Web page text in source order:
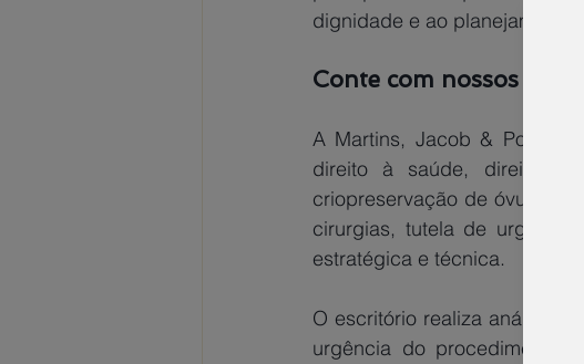
dignidade e ao planejamento
Conte com nossos
A Martins, Jacob & Ponath,
direito à saúde, direito
criopreservação de óvulos
cirurgias, tutela de
estratégica e técnica.
O escritório realiza análise
urgência do procedimento,